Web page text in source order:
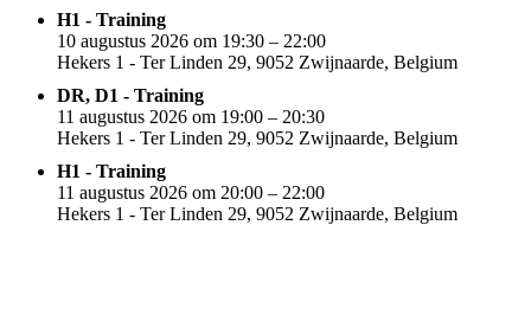
geopend) geopend)
H1 - Training
10 augustus 2026 om 19:30 – 22:00
Hekers 1 - Ter Linden 29, 9052 Zwijnaarde, Belgium
DR, D1 - Training
11 augustus 2026 om 19:00 – 20:30
Hekers 1 - Ter Linden 29, 9052 Zwijnaarde, Belgium
H1 - Training
11 augustus 2026 om 20:00 – 22:00
Hekers 1 - Ter Linden 29, 9052 Zwijnaarde, Belgium